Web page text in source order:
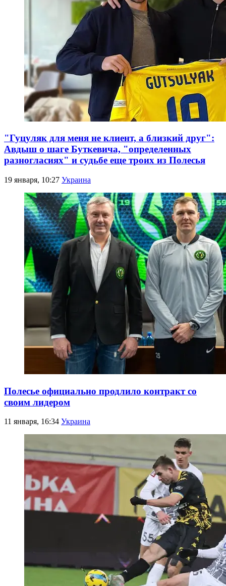
"Гуцуляк для меня не клиент, а близкий друг":
Авдыш о шаге Буткевича, "определенных
разногласиях" и судьбе еще троих из Полесья
19 января, 10:27 Украина
Полесье официально продлило контракт со
своим лидером
11 января, 16:34 Украина